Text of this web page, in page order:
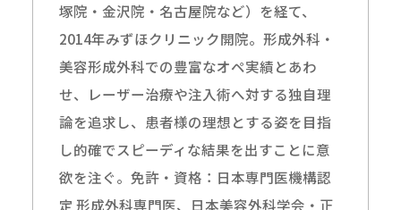
塚院・金沢院・名古屋院など）を経て、
2014年みずほクリニック開院。形成外科・
美容形成外科での豊富なオペ実績とあわ
せ、レーザー治療や注入術へ対する独自理
論を追求し、患者様の理想とする姿を目指
し的確でスピーディな結果を出すことに意
欲を注ぐ。免許・資格：日本専門医機構認
定 形成外科専門医、日本美容外科学会・正